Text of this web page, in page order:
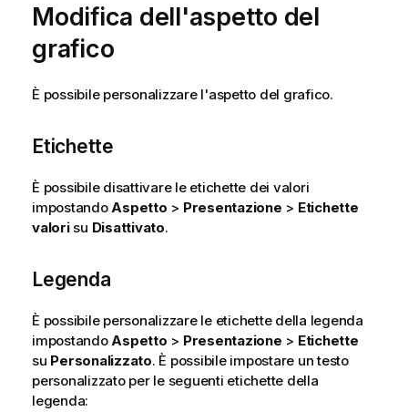
Modifica dell'aspetto del
grafico
È possibile personalizzare l'aspetto del grafico.
Etichette
È possibile disattivare le etichette dei valori
impostandoAspetto > Presentazione > Etichette
valorisu Disattivato.
Legenda
È possibile personalizzare le etichette della legenda
impostandoAspetto > Presentazione > Etichette
su Personalizzato. È possibile impostare un testo
personalizzato per le seguenti etichette della
legenda: